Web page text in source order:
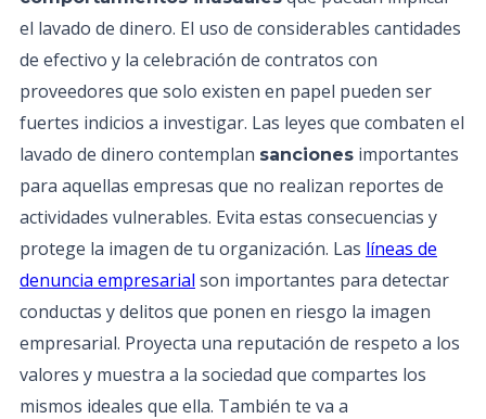
el lavado de dinero. El uso de considerables cantidades
de efectivo y la celebración de contratos con
proveedores que solo existen en papel pueden ser
fuertes indicios a investigar. Las leyes que combaten el
lavado de dinero contemplan sanciones importantes
para aquellas empresas que no realizan reportes de
actividades vulnerables. Evita estas consecuencias y
protege la imagen de tu organización. Las líneas de
denuncia empresarial son importantes para detectar
conductas y delitos que ponen en riesgo la imagen
empresarial. Proyecta una reputación de respeto a los
valores y muestra a la sociedad que compartes los
mismos ideales que ella. También te va a